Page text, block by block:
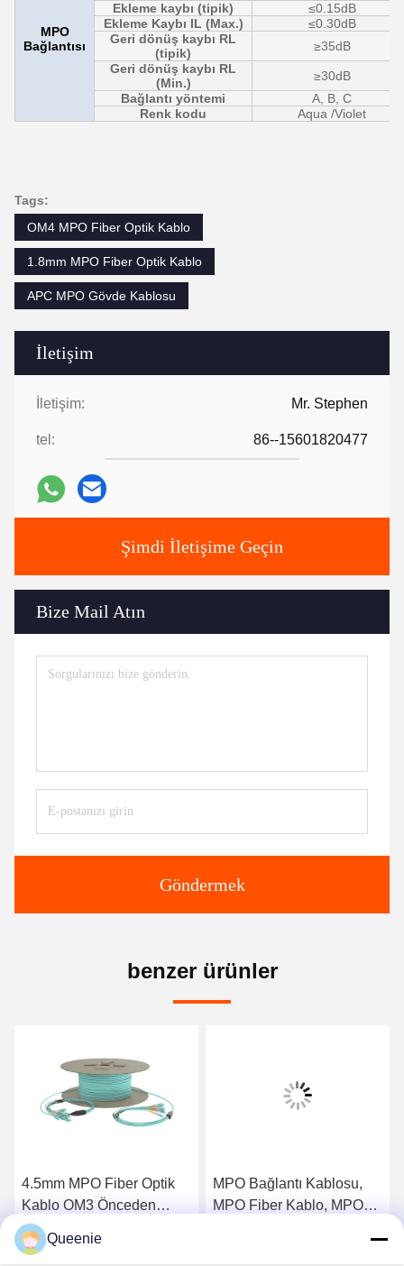
İletişim
İletişim: Mr. Stephen
tel: 86--15601820477
Şimdi İletişime Geçin
Bize Mail Atın
Göndermek
MPO
Bağlantısı
Ekleme kaybı (tipik)
≤0.15dB
Ekleme Kaybı IL (Max.)
≤0.30dB
Geri dönüş kaybı RL
(tipik)
≥35dB
Geri dönüş kaybı RL
(Min.)
≥30dB
Bağlantı yöntemi
A, B, C
Renk kodu
Aqua /Violet
Tags:
OM4 MPO Fiber Optik Kablo
1.8mm MPO Fiber Optik Kablo
APC MPO Gövde Kablosu
benzer ürünler
4.5mm MPO Fiber Optik
Kablo OM3 Önceden
Sonlandırılmış Fiber
Kablo
MPO Bağlantı Kablosu,
MPO Fiber Kablo, MPO
Queenie